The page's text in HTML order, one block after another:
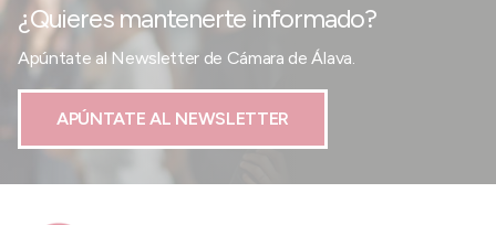
¿Quieres mantenerte informado?
Apúntate al Newsletter de Cámara de Álava.
APÚNTATE AL NEWSLETTER